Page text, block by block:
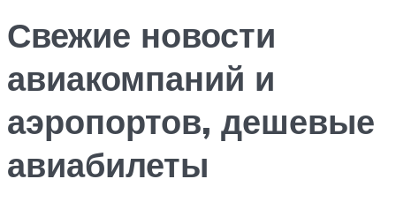
Свежие новости
авиакомпаний и
аэропортов, дешевые
авиабилеты